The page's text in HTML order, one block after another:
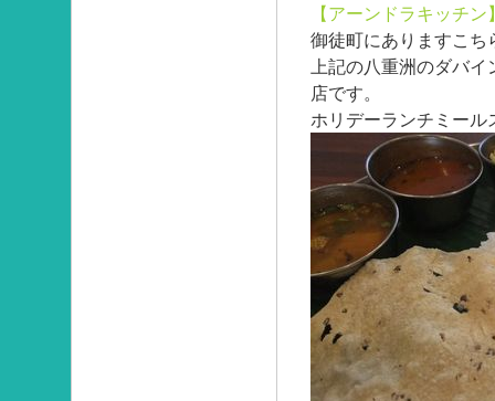
【アーンドラキッチン
御徒町にありますこち
上記の八重洲のダバ
店です。
ホリデーランチミー